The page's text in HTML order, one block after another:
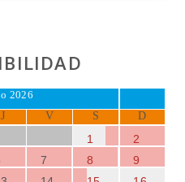
2026
J V S D
1
2
7 8
9